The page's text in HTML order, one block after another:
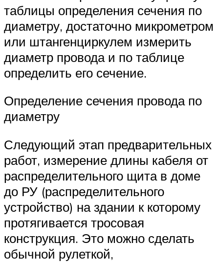
таблицы определения сечения по
диаметру, достаточно микрометром
или штангенциркулем измерить
диаметр провода и по таблице
определить его сечение.
Определение сечения провода по
диаметру
Следующий этап предварительных
работ, измерение длины кабеля от
распределительного щита в доме
до РУ (распределительного
устройство) на здании к которому
протягивается тросовая
конструкция. Это можно сделать
обычной рулеткой,